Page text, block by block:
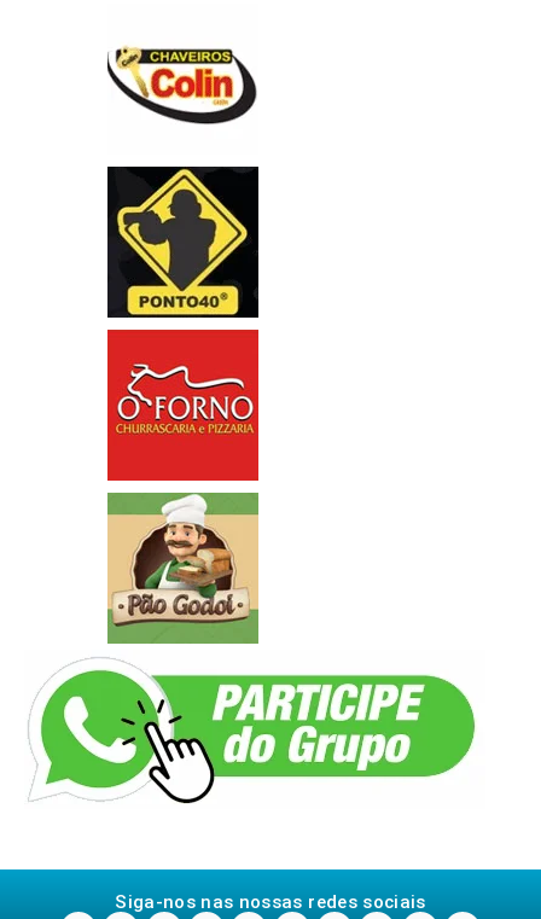
Siga-nos nas nossas redes sociais